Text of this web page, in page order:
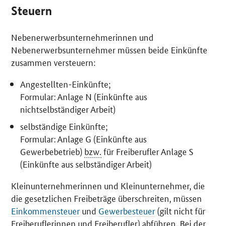
Steuern
Nebenerwerbsunternehmerinnen und
Nebenerwerbsunternehmer müssen beide Einkünfte
zusammen versteuern:
Angestellten-Einkünfte;
Formular: Anlage N (Einkünfte aus
nichtselbständiger Arbeit)
selbständige Einkünfte;
Formular: Anlage G (Einkünfte aus
Gewerbebetrieb) bzw. für Freiberufler Anlage S
(Einkünfte aus selbständiger Arbeit)
Kleinunternehmerinnen und Kleinunternehmer, die
die gesetzlichen Freibeträge überschreiten, müssen
Einkommensteuer und Gewerbesteuer(gilt nicht für
Freiberuflerinnen und Freiberufler) abführen. Bei der